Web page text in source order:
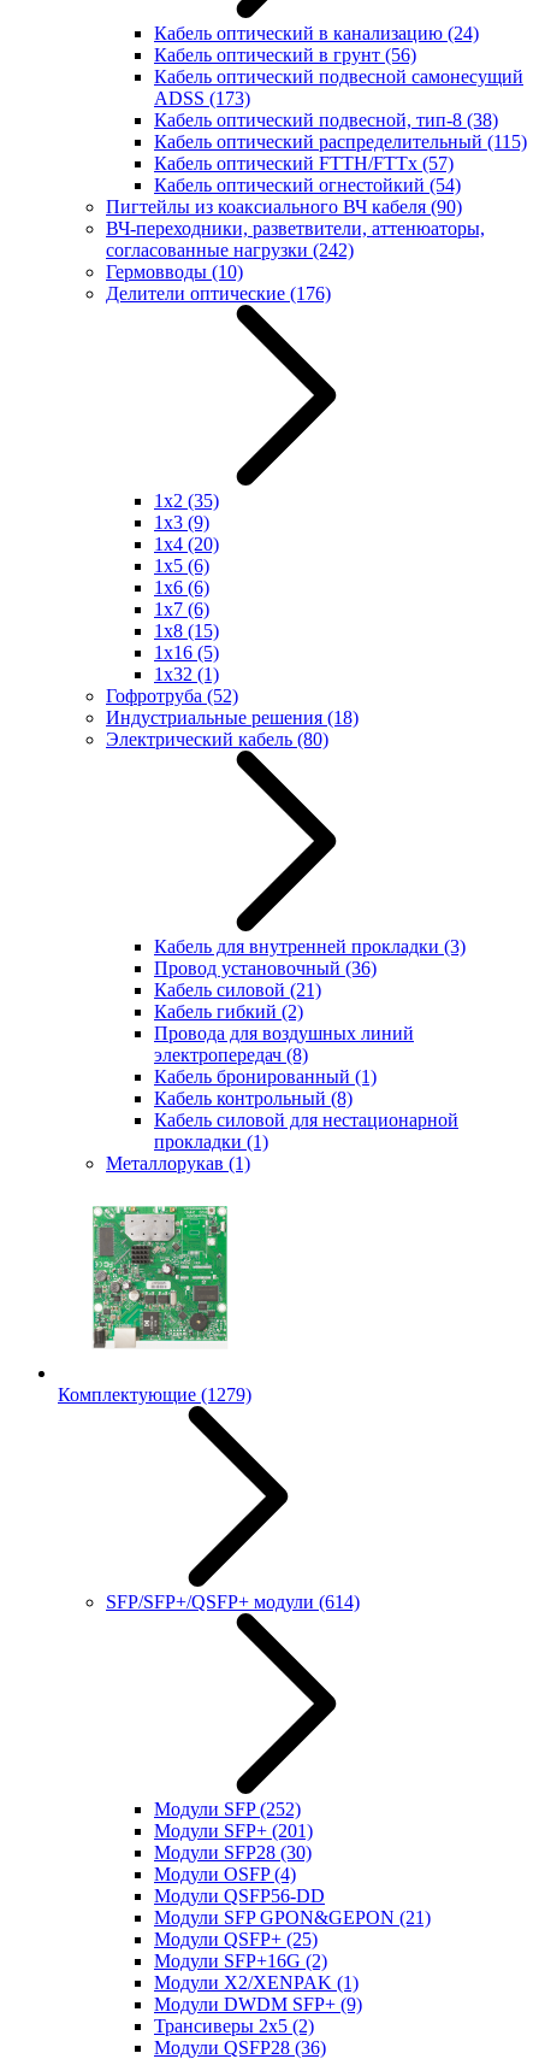
Кабель оптический в канализацию (24)
Кабель оптический в грунт (56)
Кабель оптический подвесной самонесущий
ADSS (173)
Кабель оптический подвесной, тип-8 (38)
Кабель оптический распределительный (115)
Кабель оптический FTTH/FTTx (57)
Кабель оптический огнестойкий (54)
Пигтейлы из коаксиального ВЧ кабеля (90)
ВЧ-переходники, разветвители, аттенюаторы,
согласованные нагрузки (242)
Гермовводы (10)
Делители оптические (176)
1x2 (35)
1x3 (9)
1x4 (20)
1x5 (6)
1x6 (6)
1x7 (6)
1x8 (15)
1x16 (5)
1x32 (1)
Гофротруба (52)
Индустриальные решения (18)
Электрический кабель (80)
Кабель для внутренней прокладки (3)
Провод установочный (36)
Кабель силовой (21)
Кабель гибкий (2)
Провода для воздушных линий
электропередач (8)
Кабель бронированный (1)
Кабель контрольный (8)
Кабель силовой для нестационарной
прокладки (1)
Металлорукав (1)
Комплектующие (1279)
SFP/SFP+/QSFP+ модули (614)
Модули SFP(252)
Модули SFP+ (201)
Модули SFP28 (30)
Модули OSFP(4)
Модули QSFP56-DD
Модули SFP GPON&GEPON (21)
Модули QSFP+ (25)
Модули SFP+16G (2)
Модули X2/XENPAK (1)
Модули DWDM SFP+ (9)
Трансиверы 2x5 (2)
Модули QSFP28 (36)